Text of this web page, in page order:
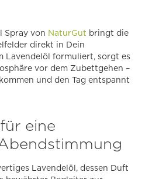
Spray von NaturGut bringt die
direkt in Dein
Lavendelöl formuliert, sorgt es
vor dem Zubettgehen –
und den Tag entspannt
eine
Lavendelöl, dessen Duft